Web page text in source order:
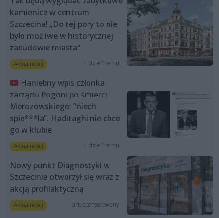
kamienice w centrum
Szczecina! „Do tej pory to nie
było możliwe w historycznej
zabudowie miasta”
Aktualności 1 dzień temu
Haniebny wpis członka
zarządu Pogoni po śmierci
Morozowskiego: “niech
spie***la”. Haditaghi nie chce
go w klubie
Aktualności 1 dzień temu
Nowy punkt Diagnostyki w
Szczecinie otworzył się wraz z
akcją profilaktyczną
Aktualności art. sponsorowany